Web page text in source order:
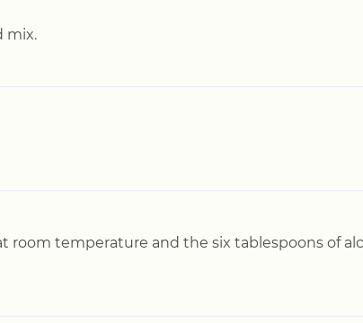
mix.
room temperature and the six tablespoons of